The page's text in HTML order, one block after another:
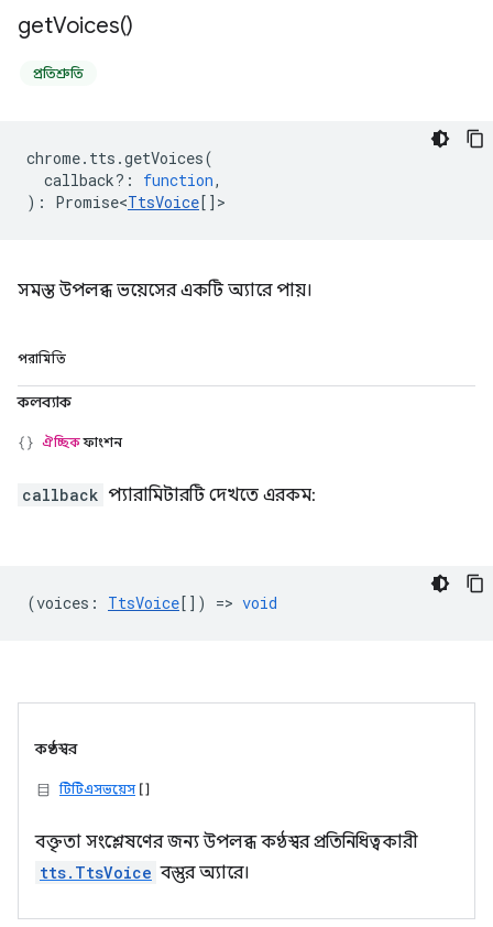
getVoices()
প্রতিশ্রুতি
chrome. tts .getVoices(
callback? : function,
) : Promise<TtsVoice[] >
সমস্ত উপলব্ধ ভয়েসের একটি অ্যারে পায়।
পরামিতি
কলব্যাক
ঐচ্ছিকফাংশন
callback প্যারামিটারটি দেখতে এরকম:
(voices : TtsVoice[]) => void
কণ্ঠস্বর
টিটিএসভয়েস[]
বক্তৃতা সংশ্লেষণের জন্য উপলব্ধ কণ্ঠস্বর প্রতিনিধিত্বকারী
tts.TtsVoice বস্তুর অ্যারে।